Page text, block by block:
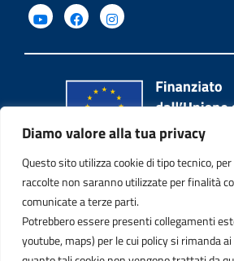
Diamo valore alla tua privacy
Questo sito utilizza cookie di tipo tecnico,
raccolte non saranno utilizzate per finalità
comunicate a terze parti.
Potrebbero essere presenti collegamenti
youtube, maps) per le cui policy si rimanda
Privacy Policy
Note legali